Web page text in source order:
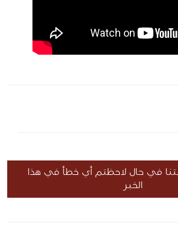
في حال لاحظتم أي خطأ في هذا
الخبر